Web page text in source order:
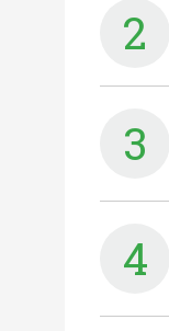
2
3
4